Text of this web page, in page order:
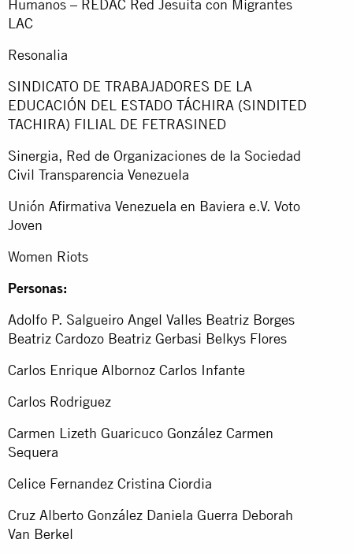
Humanos – REDAC Red Jesuita con Migrantes
LAC
Resonalia
SINDICATO DE TRABAJADORES DE LA
EDUCACIÓN DEL ESTADO TÁCHIRA (SINDITED
TACHIRA) FILIAL DE FETRASINED
Sinergia, Red de Organizaciones de la Sociedad
Civil Transparencia Venezuela
Unión Afirmativa Venezuela en Baviera e.V. Voto
Joven
Women Riots
Personas:
Adolfo P. Salgueiro Angel Valles Beatriz Borges
Beatriz Cardozo Beatriz Gerbasi Belkys Flores
Carlos Enrique Albornoz Carlos Infante
Carlos Rodriguez
Carmen Lizeth Guaricuco González Carmen
Sequera
Celice Fernandez Cristina Ciordia
Cruz Alberto González Daniela Guerra Deborah
Van Berkel